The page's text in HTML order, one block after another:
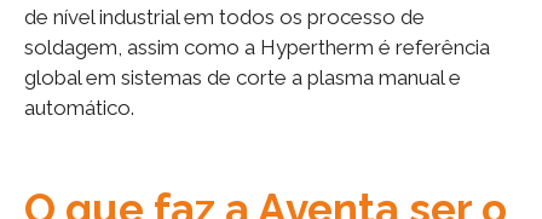
de nível industrial em todos os processo de
soldagem, assim como a Hypertherm é referência
global em sistemas de corte a plasma manual e
automático.
O que faz a Aventa ser o